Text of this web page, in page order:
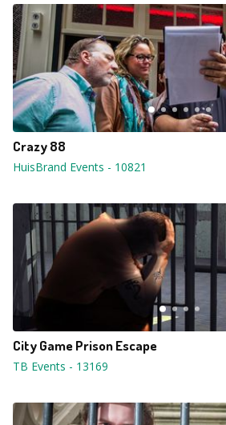
Crazy 88
HuisBrand Events - 10821
City Game Prison Escape
TB Events - 13169